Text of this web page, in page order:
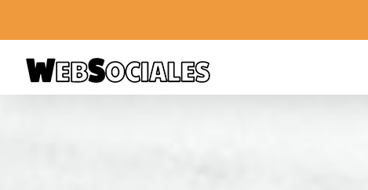
al
contenido